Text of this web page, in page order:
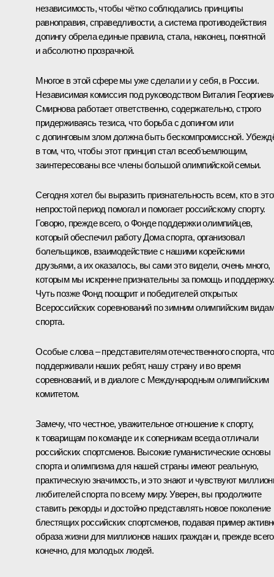
независимость, чтобы чётко соблюдались принципы
равноправия, справедливости, а система противодействия
допингу обрела единые правила, стала, наконец, понятной
и абсолютно прозрачной.
Многое в этой сфере мы уже сделали и у себя, в России.
Независимая комиссия под руководством Виталия
Смирнова работает ответственно, содержательно, строго
придерживаясь тезиса, что борьба с допингом или
с допинговым злом должна быть бескомпромиссной.
в том, что, чтобы этот принцип стал всеобъемлющим,
заинтересованы все члены большой олимпийской семьи.
Сегодня хотел бы выразить признательность всем, кто в
непростой период помогал и помогает российскому спорту.
Говорю, прежде всего, о Фонде поддержки олимпийцев,
который обеспечил работу Дома спорта, организовал
болельщиков, взаимодействие с нашими корейскими
друзьями, а их оказалось, вы сами это видели, очень много,
которым мы искренне признательны за помощь и поддержку.
Чуть позже Фонд поощрит и победителей открытых
Всероссийских соревнований по зимним олимпийским видам
спорта.
Особые слова – представителям отечественного спорта, что
поддерживали наших ребят, нашу страну и во время
соревнований, и в диалоге с Международным олимпийским
комитетом.
Замечу, что честное, уважительное отношение к спорту,
к товарищам по команде и к соперникам всегда отличали
российских спортсменов. Высокие гуманистические основы
спорта и олимпизма для нашей страны имеют реальную,
практическую значимость, и это знают и чувствуют
любителей спорта по всему миру. Уверен, вы продолжите
ставить рекорды и достойно представлять новое поколение
блестящих российских спортсменов, подавая пример
образа жизни для миллионов наших граждан и, прежде
конечно, для молодых людей.